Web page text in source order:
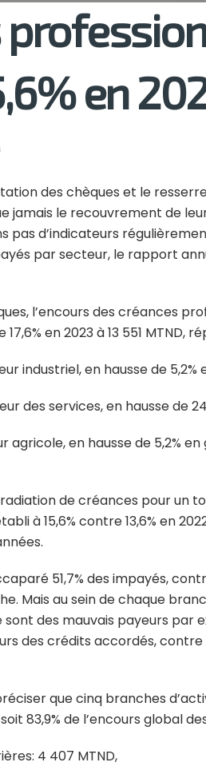
en
des chèques et le
jamais le recouvrement de
pas d’indicateurs
par secteur, le rapport
l’encours des créances
en 2023 à 13 551 MTND,
industriel, en hausse de
des services, en hausse de
agricole, en hausse de 5,2%
de créances pour un
à 15,6% contre 13,6% en
51,7% des impayés,
Mais au sein de chaque
des mauvais payeurs par
des crédits accordés, contre
que cinq branches
soit 83,9% de l’encours global
4 407 MTND,